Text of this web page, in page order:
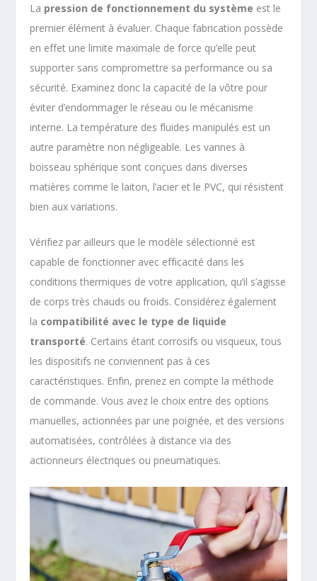
La pression de fonctionnement du système est le
premier élément à évaluer. Chaque fabrication possède
en effet une limite maximale de force qu’elle peut
supporter sans compromettre sa performance ou sa
sécurité. Examinez donc la capacité de la vôtre pour
éviter d’endommager le réseau ou le mécanisme
interne. La température des fluides manipulés est un
autre paramètre non négligeable. Les vannes à
boisseau sphérique sont conçues dans diverses
matières comme le laiton, l’acier et le PVC, qui résistent
bien aux variations.
Vérifiez par ailleurs que le modèle sélectionné est
capable de fonctionner avec efficacité dans les
conditions thermiques de votre application, qu’il s’agisse
de corps très chauds ou froids. Considérez également
la compatibilité avec le type de liquide
transporté. Certains étant corrosifs ou visqueux, tous
les dispositifs ne conviennent pas à ces
caractéristiques. Enfin, prenez en compte la méthode
de commande. Vous avez le choix entre des options
manuelles, actionnées par une poignée, et des versions
automatisées, contrôlées à distance via des
actionneurs électriques ou pneumatiques.